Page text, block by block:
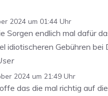
2024 um 01:44 Uhr
Sorgen endlich mal dafür
idiotischeren Gebühren
2024 um 21:49 Uhr
das die mal richtig auf